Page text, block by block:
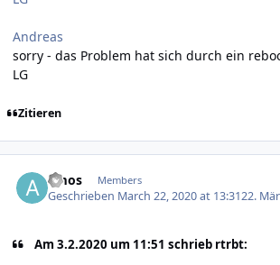
Andreas
sorry - das Problem hat sich durch ein
LG
Zitieren
amos Members
Geschrieben March 22, 2020 at 13:3122.
Am 3.2.2020 um 11:51 schrieb rtrbt: